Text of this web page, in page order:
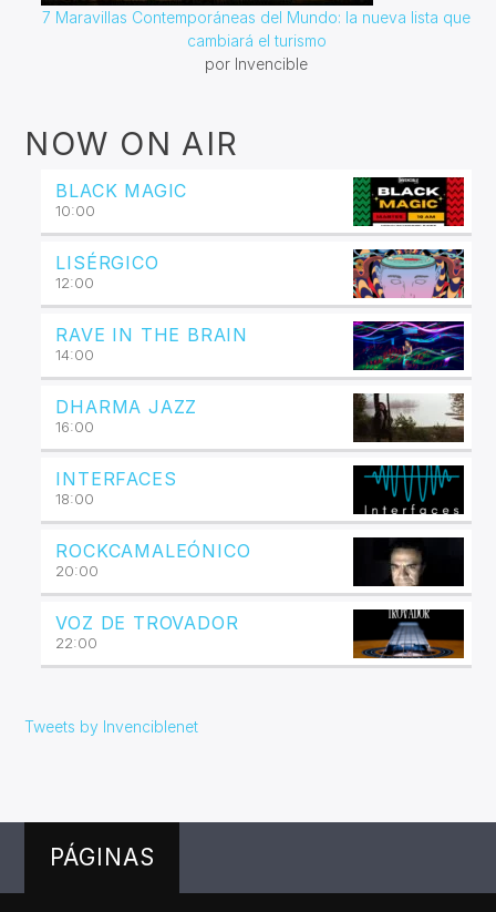
7 Maravillas Contemporáneas del Mundo: la nueva lista que
cambiará el turismo
por Invencible
NOW ON AIR
BLACK MAGIC
10:00
LISÉRGICO
12:00
RAVE IN THE BRAIN
14:00
DHARMA JAZZ
16:00
INTERFACES
18:00
ROCKCAMALEÓNICO
20:00
VOZ DE TROVADOR
22:00
Tweets by Invenciblenet
PÁGINAS